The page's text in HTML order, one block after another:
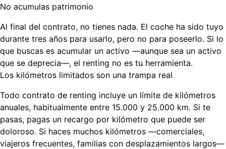
No acumulas patrimonio
Al final del contrato, no tienes nada. El coche ha sido tuyo
durante tres años para usarlo, pero no para poseerlo. Si lo
que buscas es acumular un activo —aunque sea un activo
que se deprecia—, el renting no es tu herramienta.
Los kilómetros limitados son una trampa real
Todo contrato de renting incluye un límite de kilómetros
anuales, habitualmente entre 15.000 y 25.000 km. Si te
pasas, pagas un recargo por kilómetro que puede ser
doloroso. Si haces muchos kilómetros —comerciales,
viajeros frecuentes, familias con desplazamientos largos—